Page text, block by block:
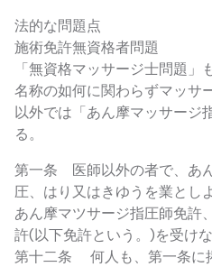
法的な問題点
施術免許無資格者問題
「無資格マッサージ士問題」
名称の如何に関わらずマッサ
以外では「あん摩マッサージ
る。
第一条 医師以外の者で、あ
圧、はり又はきゆうを業とし
あん摩マツサージ指圧師免許
許(以下免許という。)を受け
第十二条 何人も、第一条に